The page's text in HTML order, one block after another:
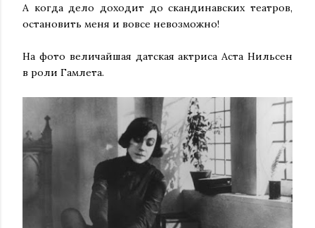
А когда дело доходит до скандинавских театров,
остановить меня и вовсе невозможно!
На фото величайшая датская актриса Аста Нильсен
в роли Гамлета.